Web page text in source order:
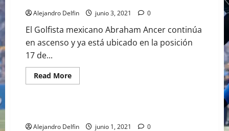
CUP
SEPTIEMBRE
2023
AGOTADAS
LAS
ENTRADAS
Alejandro Delfin junio 3, 2021 0
El Golfista mexicano Abraham Ancer continúa
en ascenso y ya está ubicado en la posición
17 de...
Read MoreRead
more
17°
GOLF NFL
Alejandro Delfin junio 1, 2021 0